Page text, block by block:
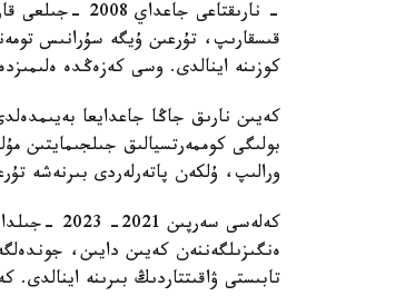
- نارىقتاعى
قىسقارىپ، تۇرعىن ۇيگە سۇرانىس
كوزىنە اينالدى. وسى كەزەڭدە
بولىگى كوممەرتسيالىق جىلجىمايتىن
ورالىپ، ۇلكەن پاتەرلەردى بىرنەشە
كەلەسى
ەنگىزىلگەننەن كەيىن دايىن،
تابىستى ۋاقىتتاردىڭ بىرىنە